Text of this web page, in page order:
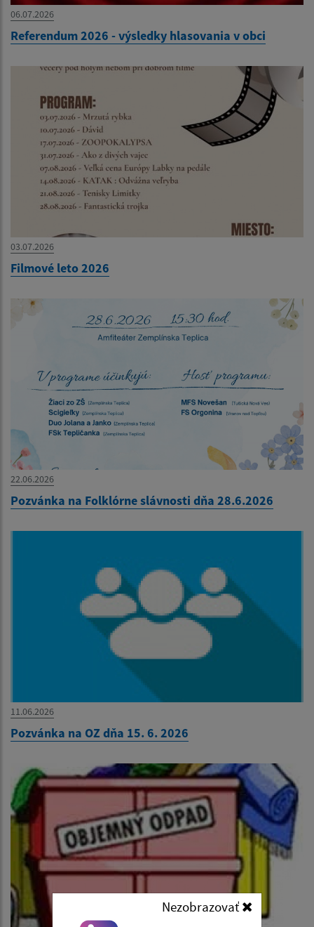
Nezobrazovať
06.07.2026
Referendum 2026 - výsledky hlasovania v obci
03.07.2026
Filmové leto 2026
22.06.2026
Pozvánka na Folklórne slávnosti dňa 28.6.2026
11.06.2026
Pozvánka na OZ dňa 15. 6. 2026